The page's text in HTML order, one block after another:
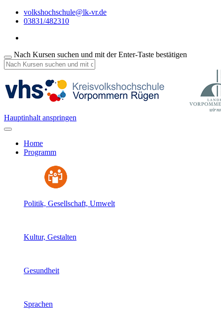
volkshochschule@lk-vr.de
03831/482310
Nach Kursen suchen und mit der Enter-Taste bestätigen
Hauptinhalt anspringen
Home
Programm
Politik, Gesellschaft, Umwelt
Kultur, Gestalten
Gesundheit
Sprachen